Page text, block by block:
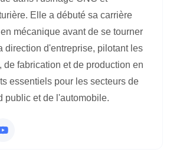
Elle a débuté sa carrière
mécanique avant de se tourner
direction d'entreprise, pilotant les
de fabrication et de production en
essentiels pour les secteurs de
public et de l'automobile.